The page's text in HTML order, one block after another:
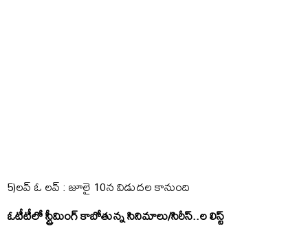
5)లవ్ ఓ లవ్ : జూలై 10న విడుదల కానుంది
ఓటీటీలో స్ట్రీమింగ్ కాబోతున్న సినిమాలు/సిరీస్..ల లిస్ట్